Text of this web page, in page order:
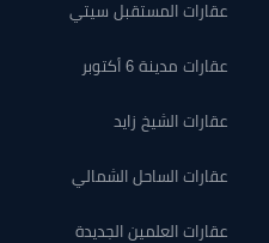
عقارات المستقبل سيتي
عقارات مدينة 6 أكتوبر
عقارات الشيخ زايد
عقارات الساحل الشمالي
عقارات العلمين الجديدة